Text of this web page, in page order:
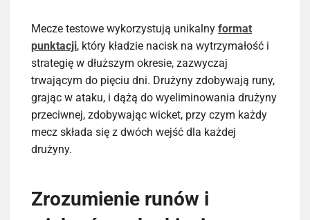
Mecze testowe wykorzystują unikalny format
punktacji, który kładzie nacisk na wytrzymałość i
strategię w dłuższym okresie, zazwyczaj
trwającym do pięciu dni. Drużyny zdobywają runy,
grając w ataku, i dążą do wyeliminowania drużyny
przeciwnej, zdobywając wicket, przy czym każdy
mecz składa się z dwóch wejść dla każdej
drużyny.
Zrozumienie runów i